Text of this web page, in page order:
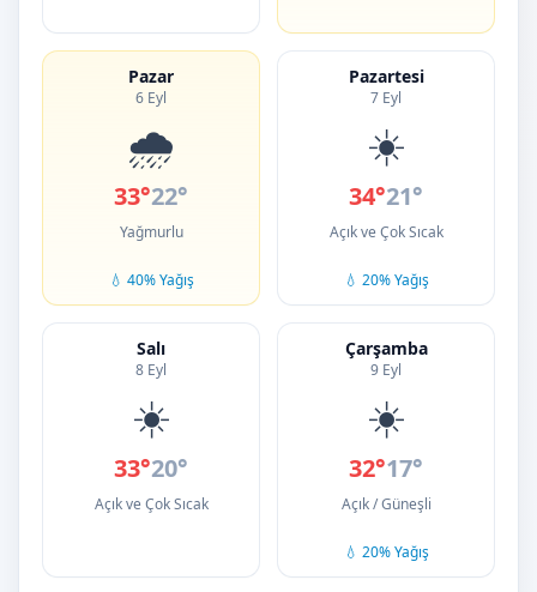
Pazar
6 Eyl
🌧️
33°22°
Yağmurlu
💧 40% Yağış
Pazartesi
7 Eyl
☀️
34°21°
Açık ve Çok Sıcak
💧 20% Yağış
Salı
8 Eyl
☀️
33°20°
Açık ve Çok Sıcak
Çarşamba
9 Eyl
☀️
32°17°
Açık / Güneşli
💧 20% Yağış